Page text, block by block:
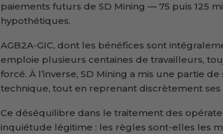
paiements futurs de SD Mining — 75 puis 125
hypothétiques.
AGB2A-GIC, dont les bénéfices sont
emploie plusieurs centaines de travailleurs,
forcé. À l’inverse, SD Mining a mis une partie
technique, tout en reprenant discrètement ses
Ce déséquilibre dans le traitement des
inquiétude légitime : les règles sont-elles les